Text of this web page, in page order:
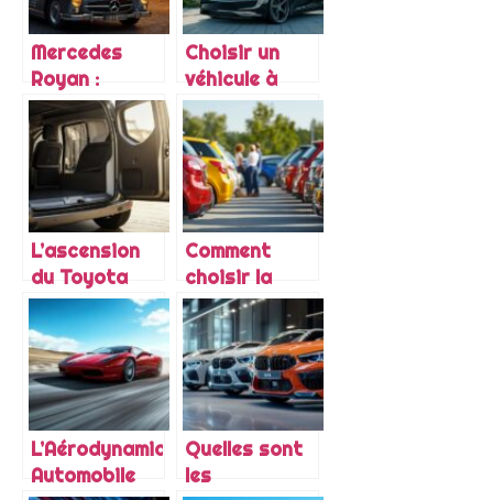
Mercedes
Royan :
Comment la
marque
premium
contribue au
développement
du bassin
d’emploi local
Choisir un
véhicule à
faible
émission de
CO2 : Guide
complet du
cumul des
primes et
avantages
fiscaux
L’ascension
du Toyota
Proace City
Verso : Du
concept
initial au
bestseller
actuel
Comment
choisir la
meilleure
voiture
d’occasion
pour vos
besoins
L’Aérodynamique
Automobile
Quelles sont
les